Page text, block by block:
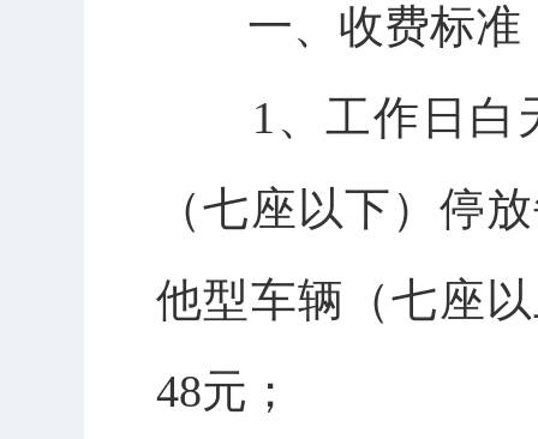
一、收费标准
1、工作日白
（七座以下）停
他型车辆（七座
48元；